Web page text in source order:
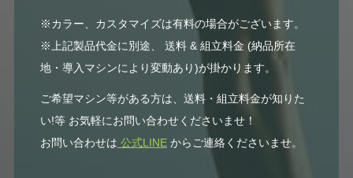
※カラー、カスタマイズは有料の場合がございます。
※上記製品代金に別途、 送料 & 組立料金 (納品所在
地・導入マシンにより変動あり)が掛かります。
ご希望マシン等がある方は、送料・組立料金が知りた
い!等 お気軽にお問い合わせくださいませ！
お問い合わせは 公式LINEからご連絡くださいませ。